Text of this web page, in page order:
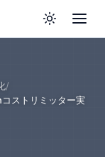
/
ストリミッター実